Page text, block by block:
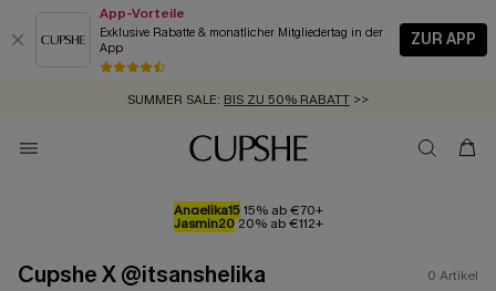
App-Vorteile
Exklusive Rabatte & monatlicher Mitgliedertag in der
App
ZUR APP
GRATIS MASSBAND MIT JEDEM SCHNELLVERSAND-ARTIKEL >>
SUMMER SALE: BIS ZU 50% RABATT >>
ZUM NEWSLETTER:BIS ZU -20% EXTRA ERHALTEN
KOSTENLOSER VERSAND AB 89 €
Angelika1515% ab €70+
Jasmin2020% ab €112+
Cupshe X @itsanshelika 0 Artikel